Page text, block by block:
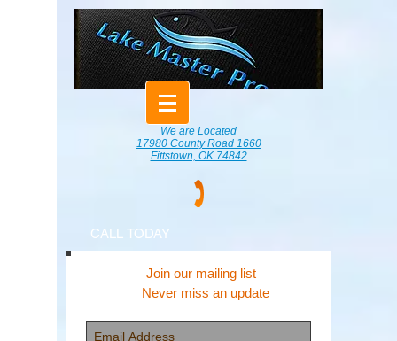
We are Located
17980 County Road 1660
Fittstown, OK 74842
CALL TODAY
Join our mailing list
Never miss an update